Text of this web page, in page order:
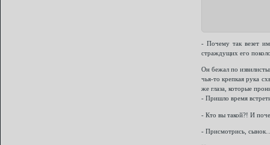
- Почему так везет
страждущих его
Он бежал по
чья-то крепкая рука
же глаза, которые
- Пришло время
- Кто вы такой?! И
- Присмотрись,